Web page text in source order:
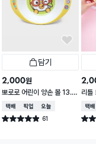
담기
2,000원
뽀로로 어린이 양손 볼 13.5
cm 그린
택배배송매장픽업오늘배송
별점 4.9점 61
건 작성
리틀
피
택배
별점